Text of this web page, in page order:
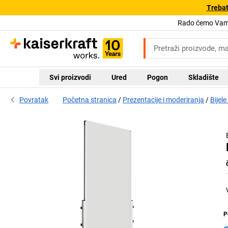
Rado ćemo
Svi proizvodi Ured Pogon Skladište
Povratak Početna stranica Prezentacije i moderiranja